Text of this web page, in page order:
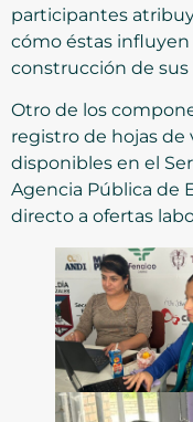
participantes
cómo éstas
construcción de
Otro de los
registro de hojas de
disponibles en el
Agencia Pública de
directo a ofertas